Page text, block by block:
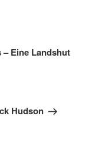
Eine Landshut
Hudson